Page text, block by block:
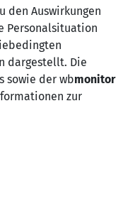
den Auswirkungen
Personalsituation
dargestellt. Die
sowie der wbmonitor
zur